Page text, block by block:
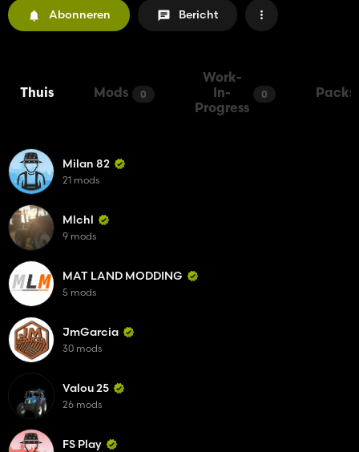
Abonneren Bericht
Thuis Mods 0
Work-
In-
Progress
0 Packs
Milan 82
21 mods
Mlchl
9 mods
MAT LAND MODDING
5 mods
JmGarcia
30 mods
Valou 25
26 mods
FS Play